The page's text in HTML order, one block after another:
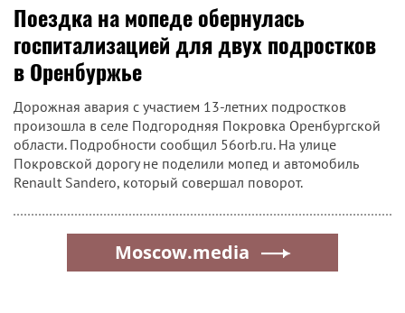
Поездка на мопеде обернулась
госпитализацией для двух подростков
в Оренбуржье
Дорожная авария с участием 13-летних подростков
произошла в селе Подгородняя Покровка Оренбургской
области. Подробности сообщил 56orb.ru. На улице
Покровской дорогу не поделили мопед и автомобиль
Renault Sandero, который совершал поворот.
Moscow.media